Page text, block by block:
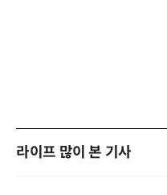
라이프 많이 본 기사